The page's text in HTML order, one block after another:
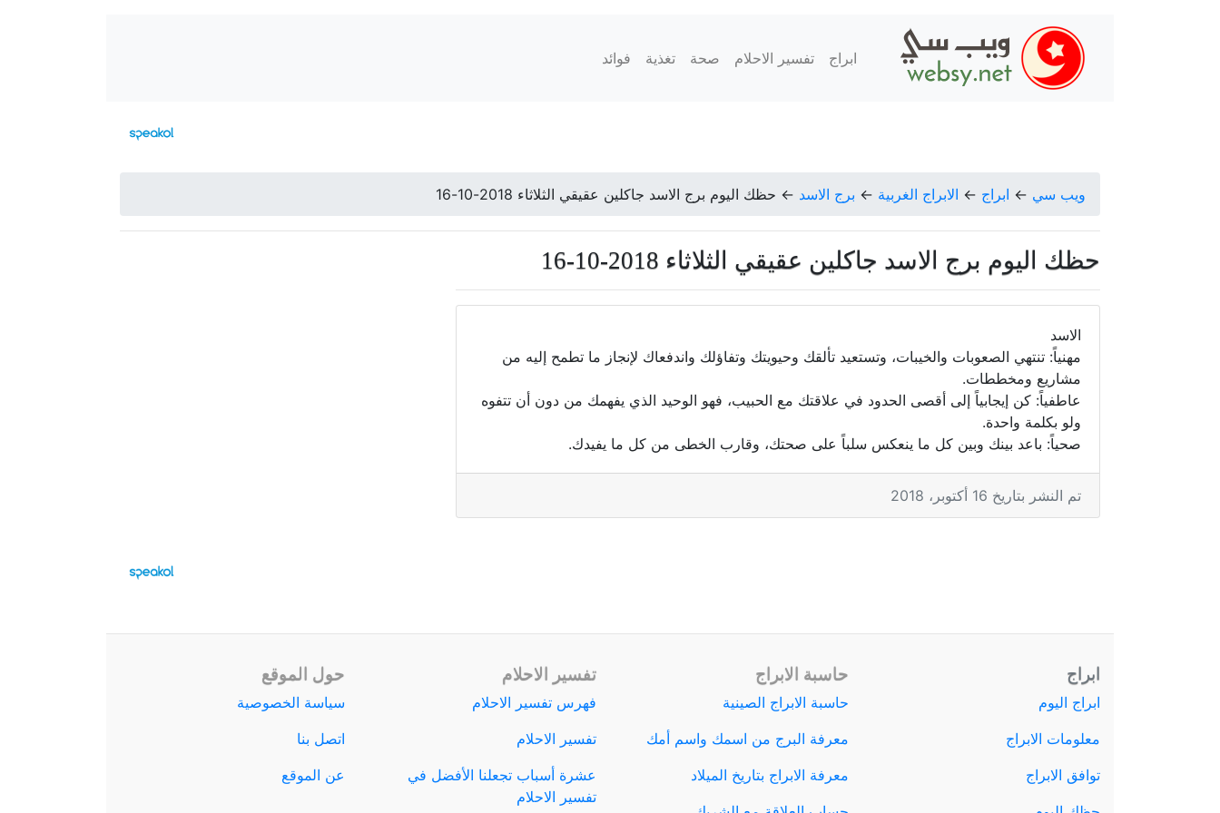
ابراج تفسير الاحلام صحة تغذية فوائد
ويب سي ← ابراج ← الابراج الغربية ← برج الاسد ← حظك اليوم برج الاسد جاكلين عقيقي الثلاثاء 2018-10-16
حظك اليوم برج الاسد جاكلين عقيقي الثلاثاء 2018-10-16
الاسد
مهنياً: تنتهي الصعوبات والخيبات، وتستعيد تألقك وحيويتك وتفاؤلك واندفعاك لإنجاز ما تطمح إليه من
مشاريع ومخططات.
عاطفياً: كن إيجابياً إلى أقصى الحدود في علاقتك مع الحبيب، فهو الوحيد الذي يفهمك من دون أن تتفوه
ولو بكلمة واحدة.
صحياً: باعد بينك وبين كل ما ينعكس سلباً على صحتك، وقارب الخطى من كل ما يفيدك.
تم النشر بتاريخ 16 أكتوبر، 2018
ابراج
ابراج اليوم
معلومات الابراج
توافق الابراج
حاسبة الابراج
حاسبة الابراج الصينية
معرفة البرج من اسمك واسم أمك
معرفة الابراج بتاريخ الميلاد
تفسير الاحلام
فهرس تفسير الاحلام
تفسير الاحلام
عشرة أسباب تجعلنا الأفضل في
تفسير الاحلام
حول الموقع
سياسة الخصوصية
اتصل بنا
عن الموقع